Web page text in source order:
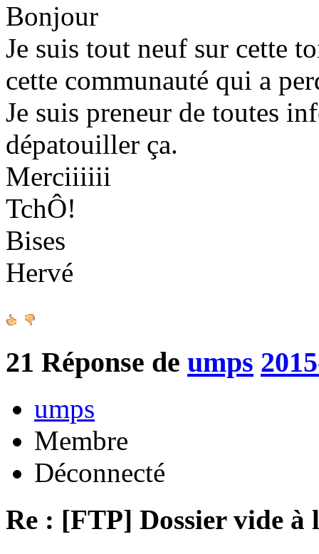
Bonjour
Je suis tout neuf sur cette
cette communauté qui a
Je suis preneur de toutes
dépatouiller ça.
Merciiiiii
TchÔ!
Bises
Hervé
21 Réponse de umps
umps
Membre
Déconnecté
Re : [FTP] Dossier vide à